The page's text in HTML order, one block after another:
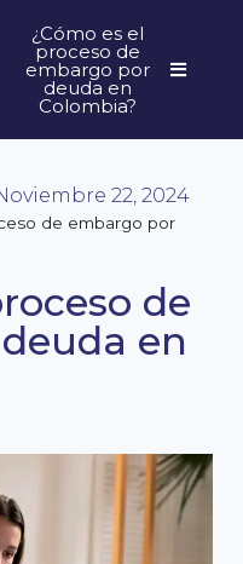
¿Cómo es el
proceso de
embargo por
deuda en
Colombia?
22, 2024
de embargo por
de
en